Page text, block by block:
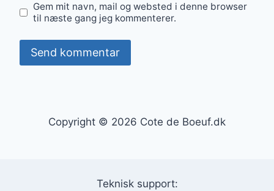
Gem mit navn, mail og websted i denne browser
til næste gang jeg kommenterer.
Copyright © 2026 Cote de Boeuf.dk
Teknisk support: